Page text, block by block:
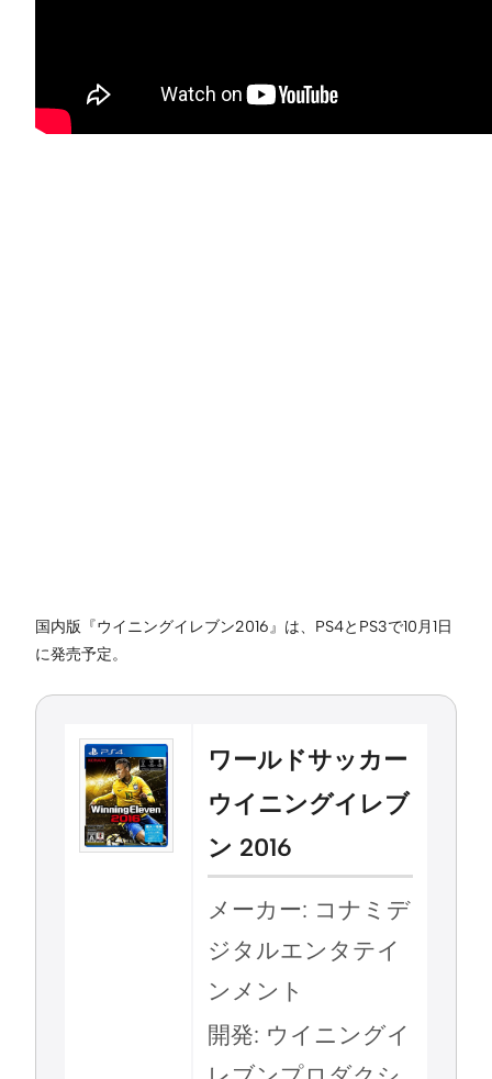
国内版『ウイニングイレブン2016』は、PS4とPS3で10月1日
に発売予定。
ワールドサッカー
ウイニングイレブ
ン 2016
メーカー: コナミデ
ジタルエンタテイ
ンメント
開発: ウイニングイ